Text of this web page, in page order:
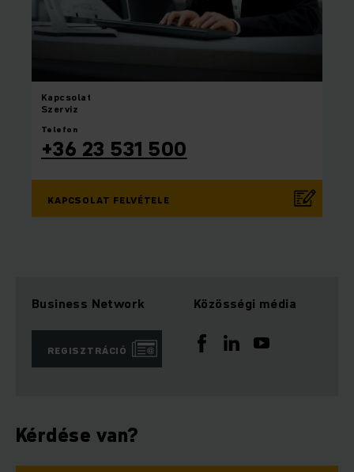
Kapcsolat
Szerviz
Telefon
+36 23 531 500
KAPCSOLAT FELVÉTELE
Business Network
REGISZTRÁCIÓ
Közösségi média
Kérdése van?